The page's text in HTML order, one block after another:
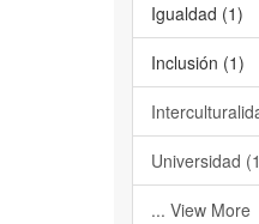
Igualdad (1)
Inclusión (1)
Universidad
... View More